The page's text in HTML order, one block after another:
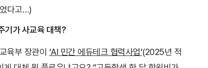
다고…)
기가 사교육 대책?
육부 장관이 ‘AI 민간 에듀테크 협력사업’(2025년 적